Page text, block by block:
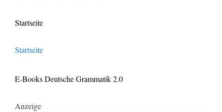
Startseite
Startseite
E-Books Deutsche Grammatik 2.0
Anzeige